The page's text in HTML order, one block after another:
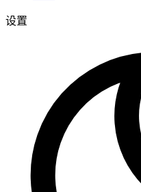
设置